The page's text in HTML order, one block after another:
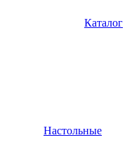
Каталог
Настольные